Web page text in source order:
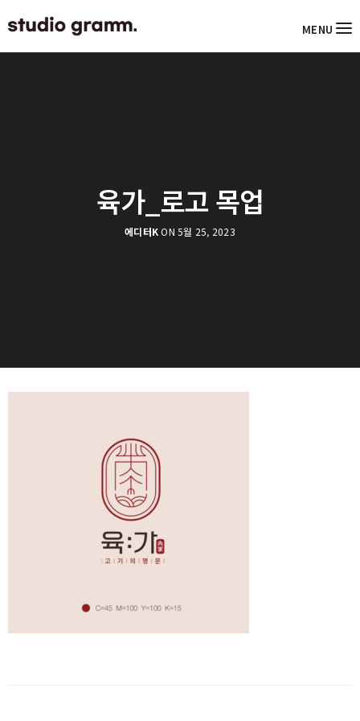
MENU
육가_로고 목업
에디터KON 5월 25, 2023